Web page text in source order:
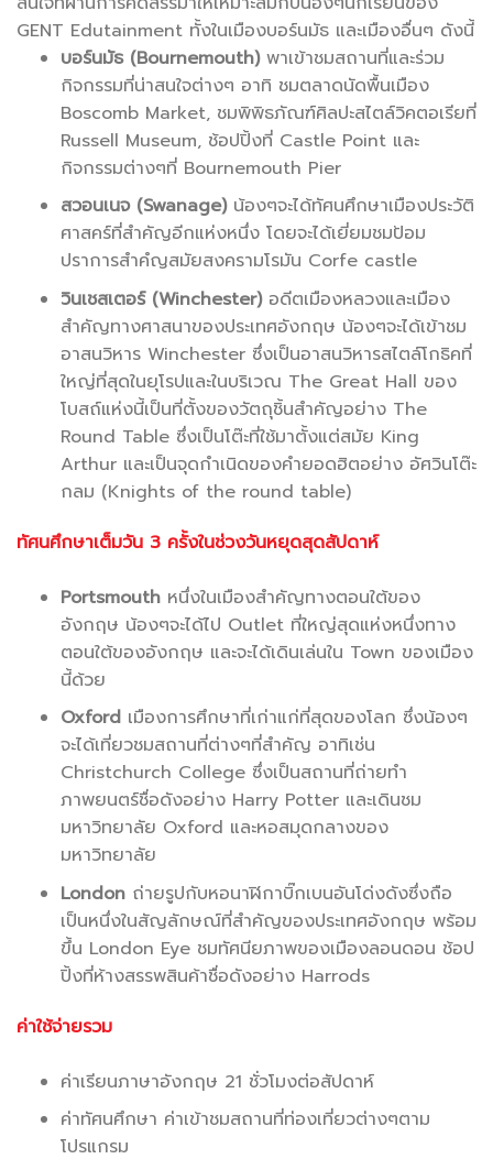
GENT Edutainment ทั้งในเมืองบอร์นมัธ และเมืองอื่นๆ ดังนี้
บอร์นมัธ (Bournemouth)พาเข้าชมสถานที่และร่วม
กิจกรรมที่น่าสนใจต่างๆ อาทิ ชมตลาดนัดพื้นเมือง
Boscomb Market, ชมพิพิธภัณฑ์ศิลปะสไตล์วิคตอเรียที่
Russell Museum, ช้อปปิ้งที่ Castle Point และ
กิจกรรมต่างๆที่ Bournemouth Pier
สวอนเนจ (Swanage)น้องๆจะได้ทัศนศึกษาเมืองประวัติ
ศาสคร์ที่สำคัญอีกแห่งหนึ่ง โดยจะได้เยี่ยมชมป้อม
ปราการสำคํญสมัยสงครามโรมัน Corfe castle
วินเชสเตอร์ (Winchester)อดีตเมืองหลวงและเมือง
สำคัญทางศาสนาของประเทศอังกฤษ น้องๆจะได้เข้าชม
อาสนวิหาร Winchester ซึ่งเป็นอาสนวิหารสไตล์โกธิคที่
ใหญ่ที่สุดในยุโรปและในบริเวณ The Great Hall ของ
โบสถ์แห่งนี้เป็นที่ตั้งของวัตถุชิ้นสำคัญอย่าง The
Round Table ซึ่งเป็นโต๊ะที่ใช้มาตั้งแต่สมัย King
Arthur และเป็นจุดกำเนิดของคำยอดฮิตอย่าง อัศวินโต๊ะ
กลม (Knights of the round table)
ทัศนศึกษาเต็มวัน 3 ครั้งในช่วงวันหยุดสุดสัปดาห์
Portsmouth หนึ่งในเมืองสำคัญทางตอนใต้ของ
อังกฤษ น้องๆจะได้ไป Outlet ที่ใหญ่สุดแห่งหนึ่งทาง
ตอนใต้ของอังกฤษ และจะได้เดินเล่นใน Town ของเมือง
นี้ด้วย
Oxford เมืองการศึกษาที่เก่าแก่ที่สุดของโลก ซึ่งน้องๆ
จะได้เที่ยวชมสถานที่ต่างๆที่สำคัญ อาทิเช่น
Christchurch College ซึ่งเป็นสถานที่ถ่ายทำ
ภาพยนตร์ชื่อดังอย่าง Harry Potter และเดินชม
มหาวิทยาลัย Oxford และหอสมุดกลางของ
มหาวิทยาลัย
London ถ่ายรูปกับหอนาฬิกาบิ๊กเบนอันโด่งดังซึ่งถือ
เป็นหนึ่งในสัญลักษณ์ที่สำคัญของประเทศอังกฤษ พร้อม
ขึ้น London Eye ชมทัศนียภาพของเมืองลอนดอน ช้อป
ปิ้งที่ห้างสรรพสินค้าชื่อดังอย่าง Harrods
ค่าใช้จ่ายรวม
ค่าเรียนภาษาอังกฤษ 21 ชั่วโมงต่อสัปดาห์
ค่าทัศนศึกษา ค่าเข้าชมสถานที่ท่องเที่ยวต่างๆตาม
โปรแกรม